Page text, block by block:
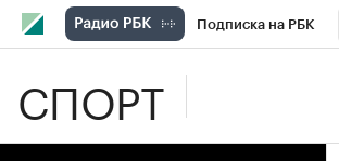
Подписка на РБК
СПОРТ